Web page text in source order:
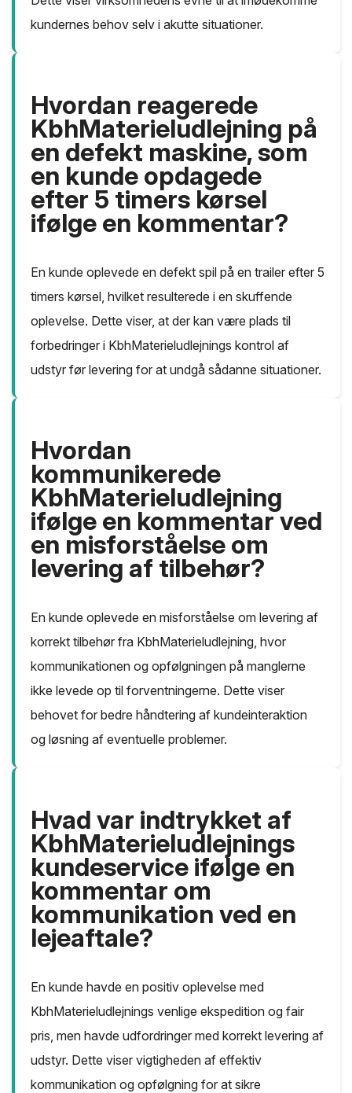
kundernes behov selv i akutte situationer.
Hvordan reagerede
KbhMaterieludlejning på
en defekt maskine, som
en kunde opdagede
efter 5 timers kørsel
ifølge en kommentar?
En kunde oplevede en defekt spil på en trailer efter 5
timers kørsel, hvilket resulterede i en skuffende
oplevelse. Dette viser, at der kan være plads til
forbedringer i KbhMaterieludlejnings kontrol af
udstyr før levering for at undgå sådanne situationer.
Hvordan
kommunikerede
KbhMaterieludlejning
ifølge en kommentar ved
en misforståelse om
levering af tilbehør?
En kunde oplevede en misforståelse om levering af
korrekt tilbehør fra KbhMaterieludlejning, hvor
kommunikationen og opfølgningen på manglerne
ikke levede op til forventningerne. Dette viser
behovet for bedre håndtering af kundeinteraktion
og løsning af eventuelle problemer.
Hvad var indtrykket af
KbhMaterieludlejnings
kundeservice ifølge en
kommentar om
kommunikation ved en
lejeaftale?
En kunde havde en positiv oplevelse med
KbhMaterieludlejnings venlige ekspedition og fair
pris, men havde udfordringer med korrekt levering af
udstyr. Dette viser vigtigheden af effektiv
kommunikation og opfølgning for at sikre